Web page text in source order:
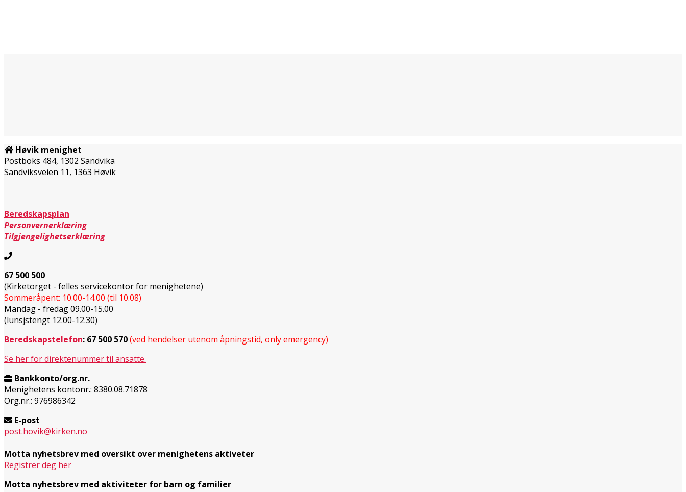
Høvik menighet
Postboks 484, 1302 Sandvika
Sandviksveien 11, 1363 Høvik
Beredskapsplan
Personvernerklæring
Tilgjengelighetserklæring
67 500 500
(Kirketorget - felles servicekontor for menighetene)
Sommeråpent: 10.00-14.00 (til 10.08)
Mandag - fredag 09.00-15.00
(lunsjstengt 12.00-12.30)
Beredskapstelefon: 67 500 570(ved hendelser utenom åpningstid, only emergency)
Se her for direktenummer til ansatte.
Bankkonto/org.nr.
Menighetens kontonr.: 8380.08.71878
Org.nr.: 976986342
E-post
post.hovik@kirken.no
Motta nyhetsbrev med oversikt over menighetens aktiveter
Registrer deg her
Motta nyhetsbrev med aktiviteter for barn og familier